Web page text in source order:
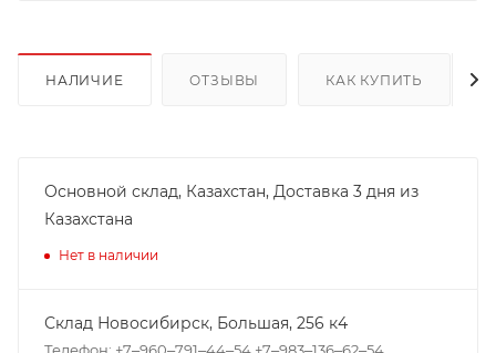
НАЛИЧИЕ ОТЗЫВЫ КАК КУПИТЬ
Основной склад, Казахстан, Доставка 3 дня из
Казахстана
Нет в наличии
Склад Новосибирск, ​Большая, 256 к4